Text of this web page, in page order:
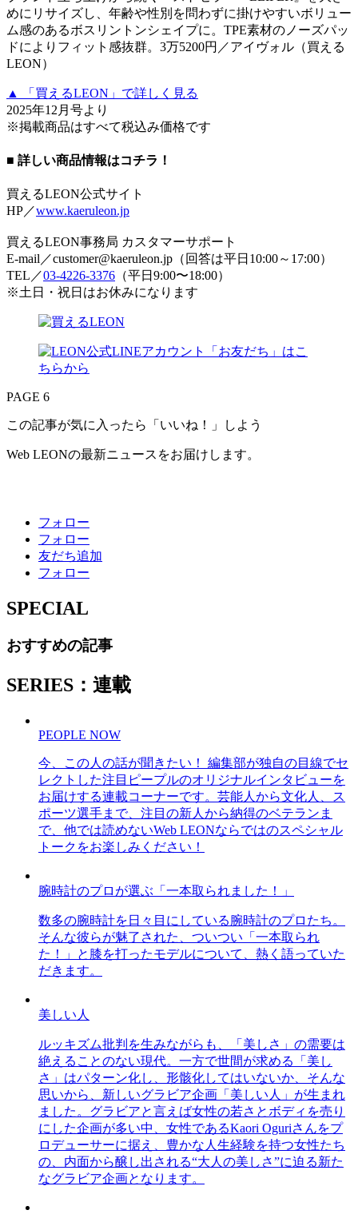
めにリサイズし、年齢や性別を問わずに掛けやすいボリュー
ム感のあるボスリントンシェイプに。TPE素材のノーズパッ
ドによりフィット感抜群。3万5200円／アイヴォル（買える
LEON）
▲ 「買えるLEON」で詳しく見る
2025年12月号より
※掲載商品はすべて税込み価格です
■ 詳しい商品情報はコチラ！
買えるLEON公式サイト
HP／www.kaeruleon.jp
買えるLEON事務局 カスタマーサポート
E-mail／customer@kaeruleon.jp（回答は平日10:00～17:00）
TEL／03-4226-3376 （平日9:00〜18:00）
※土日・祝日はお休みになります
PAGE 6
この記事が気に入ったら「いいね！」しよう
Web LEONの最新ニュースをお届けします。
フォロー
フォロー
友だち追加
フォロー
SPECIAL
おすすめの記事
SERIES：連載
PEOPLE NOW
今、この人の話が聞きたい！ 編集部が独自の目線でセ
レクトした注目ピープルのオリジナルインタビューを
お届けする連載コーナーです。芸能人から文化人、ス
ポーツ選手まで、注目の新人から納得のベテランま
で、他では読めないWeb LEONならではのスペシャル
トークをお楽しみください！
腕時計のプロが選ぶ「一本取られました！」
数多の腕時計を日々目にしている腕時計のプロたち。
そんな彼らが魅了された、ついつい「一本取られ
た！」と膝を打ったモデルについて、熱く語っていた
だきます。
美しい人
ルッキズム批判を生みながらも、「美しさ」の需要は
絶えることのない現代。一方で世間が求める「美し
さ」はパターン化し、形骸化してはいないか、そんな
思いから、新しいグラビア企画「美しい人」が生まれ
ました。グラビアと言えば女性の若さとボディを売り
にした企画が多い中、女性であるKaori Oguriさんをプ
ロデューサーに据え、豊かな人生経験を持つ女性たち
の、内面から醸し出される“大人の美しさ”に迫る新た
なグラビア企画となります。